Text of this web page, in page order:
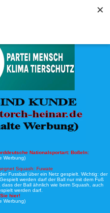
Nationalsportart: Boßeln:
Werbung)
Squash: Fuwate
Fussball über ein Netz gespielt. Wichtig: der
werden darf der Ball nur mit dem Fuß
der Ball ähnlich wie beim Squash, auch
werden darf.
hier!
Werbung)